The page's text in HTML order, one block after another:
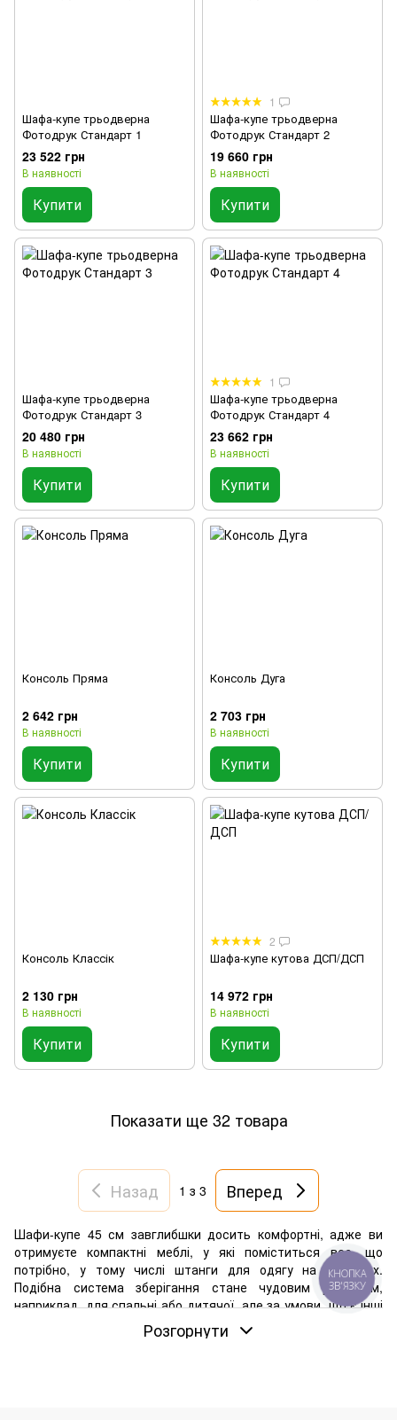
Шафа-купе трьодверна
Фотодрук Стандарт 1
23 522 грн
В наявності
Купити
1
Шафа-купе трьодверна
Фотодрук Стандарт 2
19 660 грн
В наявності
Купити
Шафа-купе трьодверна
Фотодрук Стандарт 3
20 480 грн
В наявності
Купити
1
Шафа-купе трьодверна
Фотодрук Стандарт 4
23 662 грн
В наявності
Купити
Консоль Пряма
2 642 грн
В наявності
Купити
Консоль Дуга
2 703 грн
В наявності
Купити
Консоль Классік
2 130 грн
В наявності
Купити
2
Шафа-купе кутова ДСП/ДСП
14 972 грн
В наявності
Купити
Показати ще 32 товара
Назад 1 з 3 Вперед
Шафи-купе 45 см завглибшки досить комфортні, адже ви
отримуєте компактні меблі, у які поміститься все, що
потрібно, у тому числі штанги для одягу на вішалках.
Подібна система зберігання стане чудовим рішенням,
наприклад, для спальні або дитячої, але за умови, що є інші
системи зберігання. У нашому каталозі ви знайдете багато
конфігурацій як у плані наповнення, так і в плані габаритів.
Розгорнути
КНОПКА
ЗВ'ЯЗКУ